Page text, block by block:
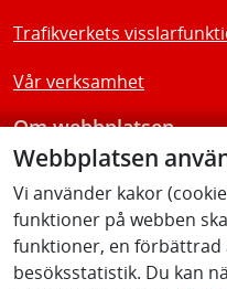
Webbplatsen
Vi använder kakor
funktioner på webben
funktioner, en förbättrad
besöksstatistik. Du kan
Trafikverkets
Vår verksamhet
Om webbplatsen
Följ oss